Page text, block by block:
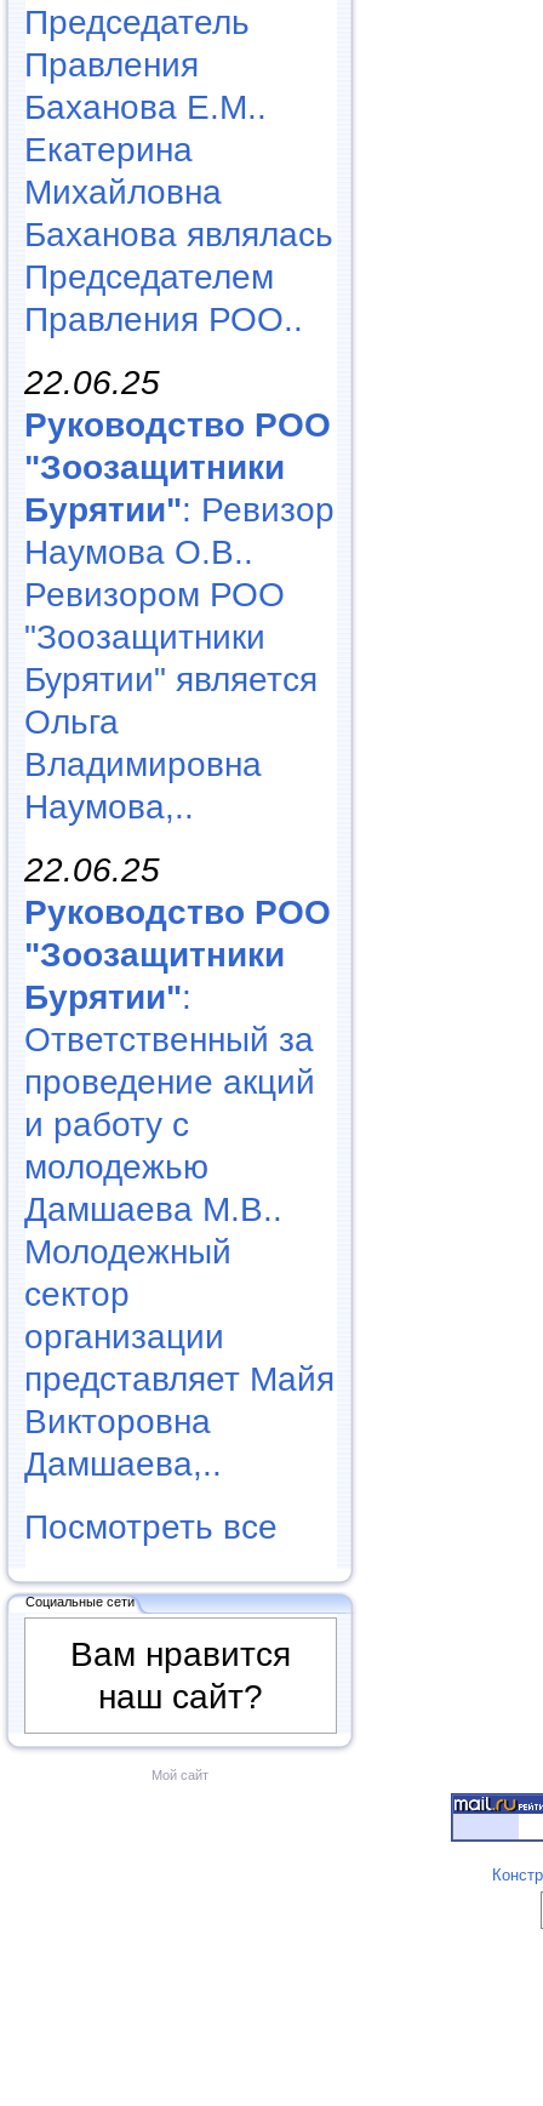
Председатель
Правления
Баханова Е.М..
Екатерина
Михайловна
Баханова являлась
Председателем
Правления РОО..
22.06.25
Руководство РОО
"Зоозащитники
Бурятии": Ревизор
Наумова О.В..
Ревизором РОО
"Зоозащитники
Бурятии" является
Ольга
Владимировна
Наумова,..
22.06.25
Руководство РОО
"Зоозащитники
Бурятии":
Ответственный за
проведение акций
и работу с
молодежью
Дамшаева М.В..
Молодежный
сектор
организации
представляет Майя
Викторовна
Дамшаева,..
Посмотреть все
Социальные сети
Вам нравится
наш сайт?
Мой сайт